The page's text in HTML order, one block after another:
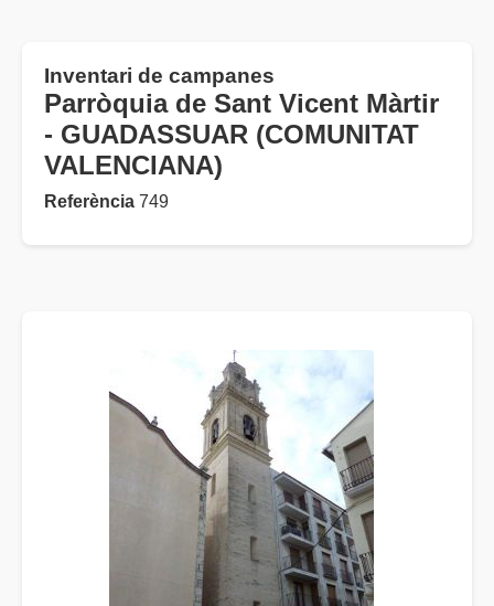
Inventari de campanes
Parròquia de Sant Vicent Màrtir
- GUADASSUAR (COMUNITAT
VALENCIANA)
Referència 749